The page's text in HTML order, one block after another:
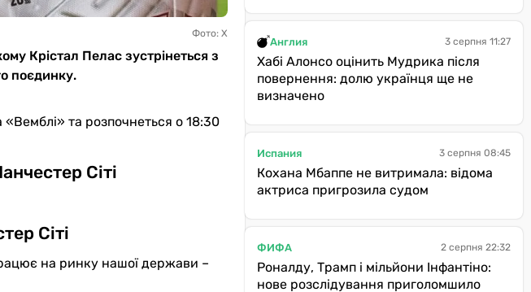
Фото: Х
Крістал Пелас зустрінеться з
поєдинку.
«Вемблі» та розпочнеться о 18:30
Сіті
Сіті
на ринку нашої держави –
Англия 3 серпня 11:27
Хабі Алонсо оцінить Мудрика після
повернення: долю українця ще не
визначено
Испания 3 серпня 08:45
Кохана Мбаппе не витримала: відома
актриса пригрозила судом
ФИФА 2 серпня 22:32
Роналду, Трамп і мільйони Інфантіно:
нове розслідування приголомшило